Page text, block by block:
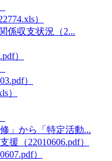
）
係収支状況（2...
）
）
）
」から「特定活動...
援（22010606.pdf）
）